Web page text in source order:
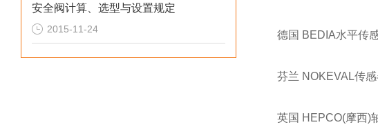
安全阀计算、选型与设置规定
2015-11-24 德国 BEDIA水平传
芬兰 NOKEVAL传
英国 HEPCO(摩西)